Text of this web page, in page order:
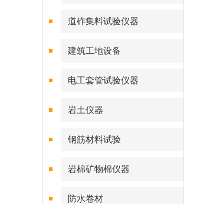
道砟集料试验仪器
建筑工地设备
电工套管试验仪器
岩土仪器
钢筋材料试验
岩棉矿物棉仪器
防水卷材